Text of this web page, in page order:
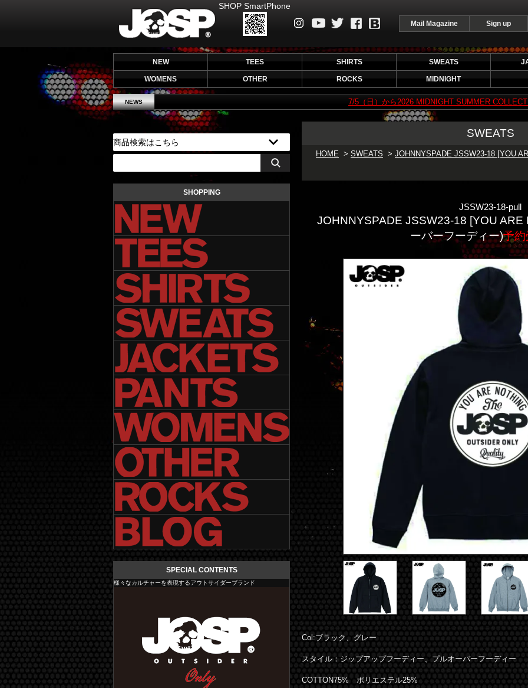
SHOP SmartPhone
Mail Magazine Sign up
NEW TEES SHIRTS SWEATS
WOMENS OTHER ROCKS MIDNIGHT
NEWS 7/5（日）から2026 MIDNIGHT SUMMER COLLECTION 2 「
SWEATS
HOME > SWEATS > JOHNNYSPADE JSSW23-18 [YOU
JSSW23-18-pull
JOHNNYSPADE JSSW23-18 [YOU
ーバーフーディー)予
Col:ブラック、グレー
スタイル：ジップアップフーディー、プルオーバーフーディー
COTTON75% ポリエステル25%
SHOPPING
SPECIAL CONTENTS
様々なカルチャーを表現するアウトサイダーブランド